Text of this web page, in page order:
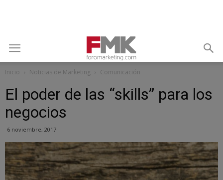
Inicio Noticias de Marketing Comunicación
El poder de las “skills” para los
negocios
6 noviembre, 2017